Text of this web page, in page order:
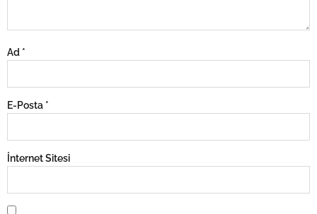
Ad *
E-Posta *
İnternet Sitesi